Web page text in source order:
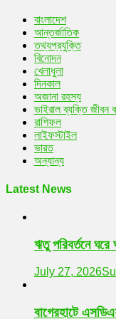
বাংলাদেশ
আন্তর্জাতিক
তথ্যপ্রযুক্তি
বিনোদন
খেলাধুলা
দিনকাল
অজানা রহস্য
ভাইরাল ব্যক্তি জীবন
রাশিফল
লাইফস্টাইল
ভারত
অন্যান্য
Latest News
ঋতু পরিবর্তনে
July 27, 2026
বাগেরহাটে